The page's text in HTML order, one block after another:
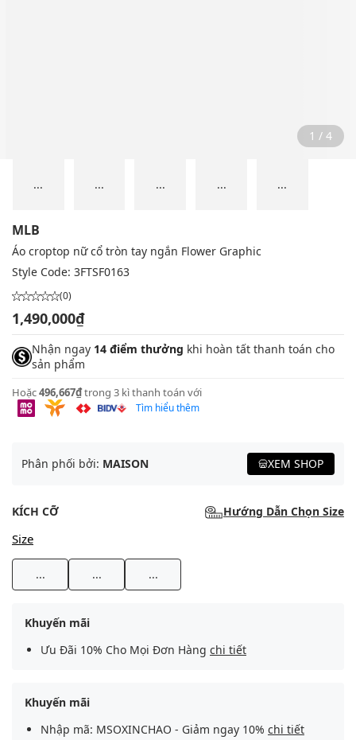
2 / 4
... ... ... ... ...
MLB
Áo croptop nữ cổ tròn tay ngắn Flower Graphic
Style Code: 3FTSF0163
(0)
1,490,000₫
Nhận ngay 14 điểm thưởng khi hoàn tất thanh toán cho
sản phẩm
Hoặc496,667₫trong 3 kì thanh toán với
Tìm hiểu thêm
Phân phối bởi: MAISON XEM SHOP
KÍCH CỠ Hướng Dẫn Chọn Size
Size
... ... ...
Khuyến mãi
Ưu Đãi 10% Cho Mọi Đơn Hàng chi tiết
Khuyến mãi
Nhập mã: MSOXINCHAO - Giảm ngay 10% chi tiết